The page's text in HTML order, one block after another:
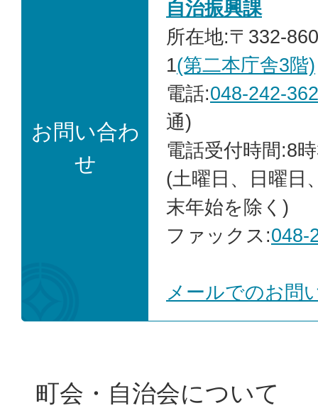
お問い合わ
せ
自治振興課
所在地:〒332-
1(第二本庁舎3階)
電話:048-242-
通)
電話受付時間:8
(土曜日、日曜日
末年始を除く)
ファックス:048-
メールでのお問
町会・自治会について